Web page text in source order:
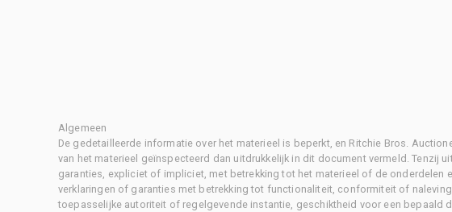
Algemeen
De gedetailleerde informatie over het materieel is beperkt, en Ritchie Bros.
van het materieel geïnspecteerd dan uitdrukkelijk in dit document vermeld. Tenzij
garanties, expliciet of impliciet, met betrekking tot het materieel of de onderdelen
verklaringen of garanties met betrekking tot functionaliteit, conformiteit of
toepasselijke autoriteit of regelgevende instantie, geschiktheid voor een bepaald